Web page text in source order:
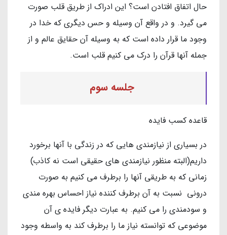
حال اتفاق افتادن است؟ این ادراک از طریق قلب صورت
می گیرد. و در واقع آن وسیله و حس دیگری که خدا در
وجود ما قرار داده است که به وسیله آن حقایق عالم و از
جمله آنها قرآن را درک می کنیم قلب است.
جلسه سوم
قاعده کسب فایده
در بسیاری از نیازمندی هایی که در زندگی با آنها برخورد
داریم(البته منظور نیازمندی های حقیقی است نه کاذب)
زمانی که به طریقی آنها را برطرف می کنیم به صورت
درونی نسبت به آن برطرف کننده نیاز احساس بهره مندی
و سودمندی را می کنیم. به عبارت دیگر فایده ی آن
موضوعی که توانسته نیاز ما را برطرف کند به واسطه وجود